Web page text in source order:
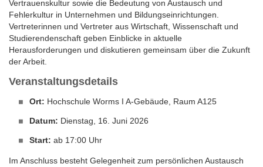
Vertrauenskultur sowie die Bedeutung von Austausch und
Fehlerkultur in Unternehmen und Bildungseinrichtungen.
Vertreterinnen und Vertreter aus Wirtschaft, Wissenschaft und
Studierendenschaft geben Einblicke in aktuelle
Herausforderungen und diskutieren gemeinsam über die Zukunft
der Arbeit.
Veranstaltungsdetails
Ort: Hochschule Worms I A-Gebäude, Raum A125
Datum: Dienstag, 16. Juni 2026
Start: ab 17:00 Uhr
Im Anschluss besteht Gelegenheit zum persönlichen Austausch